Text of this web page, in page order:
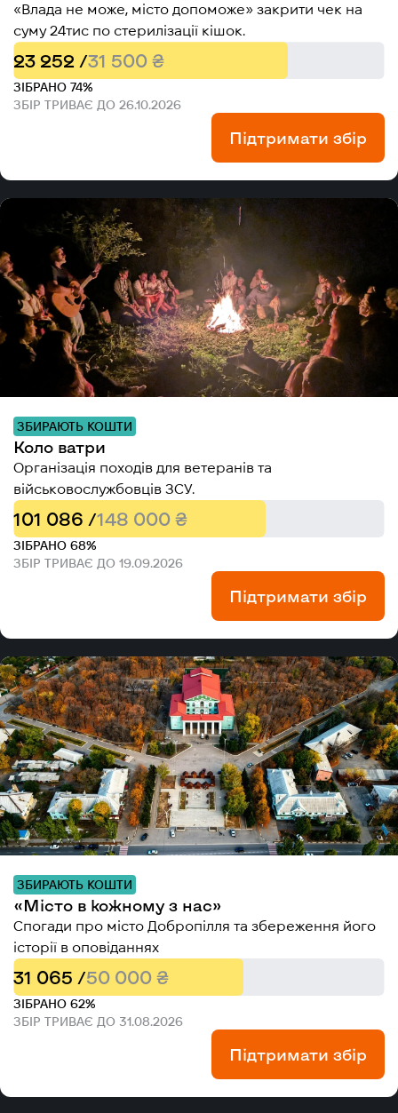
«Влада не може, місто допоможе» закрити чек на
суму 24тис по стерилізації кішок.
23 252 /31 500 ₴
ЗІБРАНО 74%
ЗБІР ТРИВАЄ ДО 26.10.2026
Підтримати збір
ЗБИРАЮТЬ КОШТИ
Коло ватри
Організація походів для ветеранів та
військовослужбовців ЗСУ.
101 086 /148 000 ₴
ЗІБРАНО 68%
ЗБІР ТРИВАЄ ДО 19.09.2026
Підтримати збір
ЗБИРАЮТЬ КОШТИ
«Місто в кожному з нас»
Спогади про місто Добропілля та збереження його
історії в оповіданнях
31 065 /50 000 ₴
ЗІБРАНО 62%
ЗБІР ТРИВАЄ ДО 31.08.2026
Підтримати збір